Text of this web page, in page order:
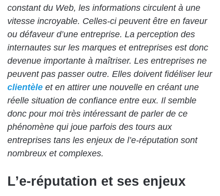
constant du Web, les informations circulent à une
vitesse incroyable. Celles-ci peuvent être en faveur
ou défaveur d’une entreprise. La perception des
internautes sur les marques et entreprises est donc
devenue importante à maîtriser. Les entreprises ne
peuvent pas passer outre. Elles doivent fidéliser leur
clientèle et en attirer une nouvelle en créant une
réelle situation de confiance entre eux. Il semble
donc pour moi très intéressant de parler de ce
phénomène qui joue parfois des tours aux
entreprises tans les enjeux de l’e-réputation sont
nombreux et complexes.
L’e-réputation et ses enjeux